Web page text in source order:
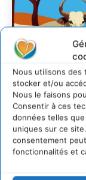
Nous utilisons des
stocker et/ou
Nous le faisons
Consentir à ces
données telles
uniques sur ce
consentement
fonctionnalités et